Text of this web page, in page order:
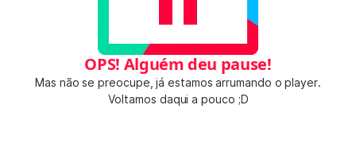
OPS! Alguém deu pause!
Mas não se preocupe, já estamos arrumando o player.
Voltamos daqui a pouco ;D